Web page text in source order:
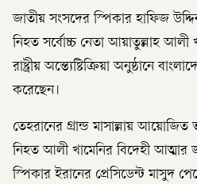
জাতীয় সংসদের স্পিকার হাফিজ
নিহত সর্বোচ্চ নেতা আয়াতুল্লাহ
রাষ্ট্রীয় অন্ত্যেষ্টিক্রিয়া অনুষ্ঠানে
করেছেন।
তেহরানের গ্রান্ড মাসাল্লায় আয়োজিত
নিহত আলী খামেনির বিদেহী আত্মার
স্পিকার ইরানের প্রেসিডেন্ট মাসুদ